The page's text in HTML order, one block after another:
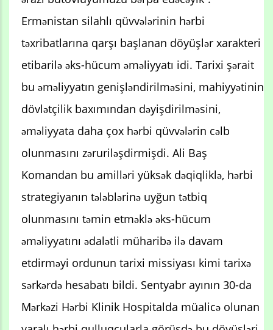
Ermənistan silahlı qüvvələrinin hərbi
təxribatlarına qarşı başlanan döyüşlər xarakteri
etibarilə əks-hücum əməliyyatı idi. Tarixi şərait
bu əməliyyatın genişləndirilməsini, mahiyyətinin
dövlətçilik baxımından dəyişdirilməsini,
əməliyyata daha çox hərbi qüvvələrin cəlb
olunmasını zəruriləşdirmişdi. Ali Baş
Komandan bu amilləri yüksək dəqiqliklə, hərbi
strategiyanın tələblərinə uyğun tətbiq
olunmasını təmin etməklə əks-hücum
əməliyyatını ədalətli müharibə ilə davam
etdirməyi ordunun tarixi missiyası kimi tarixə
sərkərdə hesabatı bildi. Sentyabr ayının 30-da
Mərkəzi Hərbi Klinik Hospitalda müalicə olunan